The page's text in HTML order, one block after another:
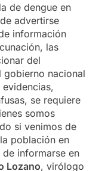
de dengue en
advertirse
información
las
del
gobierno nacional
se requiere
somos
si venimos de
población en
informarse en
Lozano, virólogo